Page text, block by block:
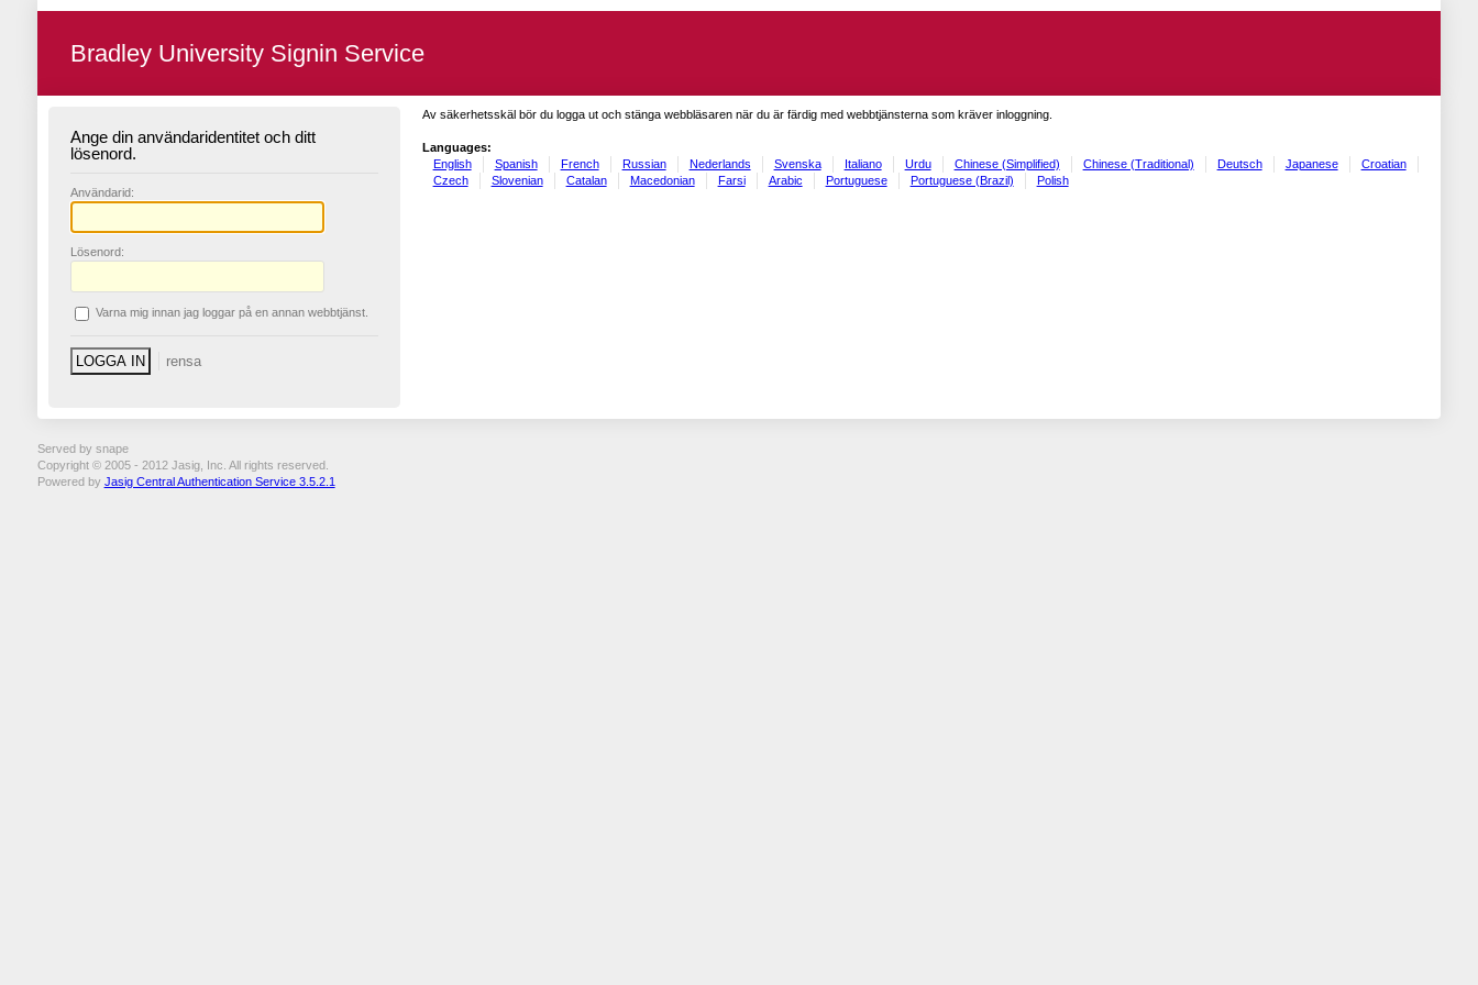
Bradley University Signin Service
Ange din användaridentitet och ditt
lösenord.
Användarid:
L ösenord:
Varna mig innan jag loggar på en annan webbtjänst.
Av säkerhetsskäl bör du logga ut och stänga webbläsaren när du är färdig med webbtjänsterna som kräver inloggning.
Languages:
English
Spanish French Russian Nederlands Svenska Italiano Urdu Chinese (Simplified) Chinese (Traditional) Deutsch Japanese
Croatian
Czech
Slovenian Catalan Macedonian Farsi Arabic Portuguese Portuguese (Brazil) Polish
Served by snape
Copyright © 2005 - 2012 Jasig, Inc. All rights reserved.
Powered by Jasig Central Authentication Service 3.5.2.1